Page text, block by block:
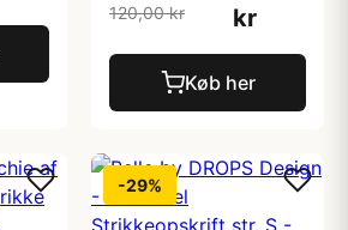
120,00 kr kr
Køb her
-29%